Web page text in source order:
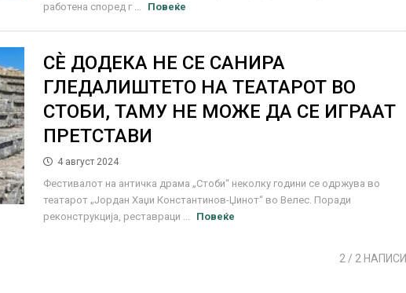
работена според г ...
Повеќе
СЀ ДОДЕКА НЕ СЕ САНИРА
ГЛЕДАЛИШТЕТО НА ТЕАТАРОТ ВО
СТОБИ, ТАМУ НЕ МОЖЕ ДА СЕ ИГРААТ
ПРЕТСТАВИ
4 август 2024
Фестивалот на античка драма „Стоби“ неколку години се одржува во
театарот „Јордан Хаџи Константинов-Џинот“ во Велес. Поради
реконструкција, реставраци ...
Повеќе
2 / 2 НАПИСИ